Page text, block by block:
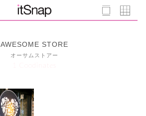
AWESOME STORE
オーサムストアー
1 Coodinates